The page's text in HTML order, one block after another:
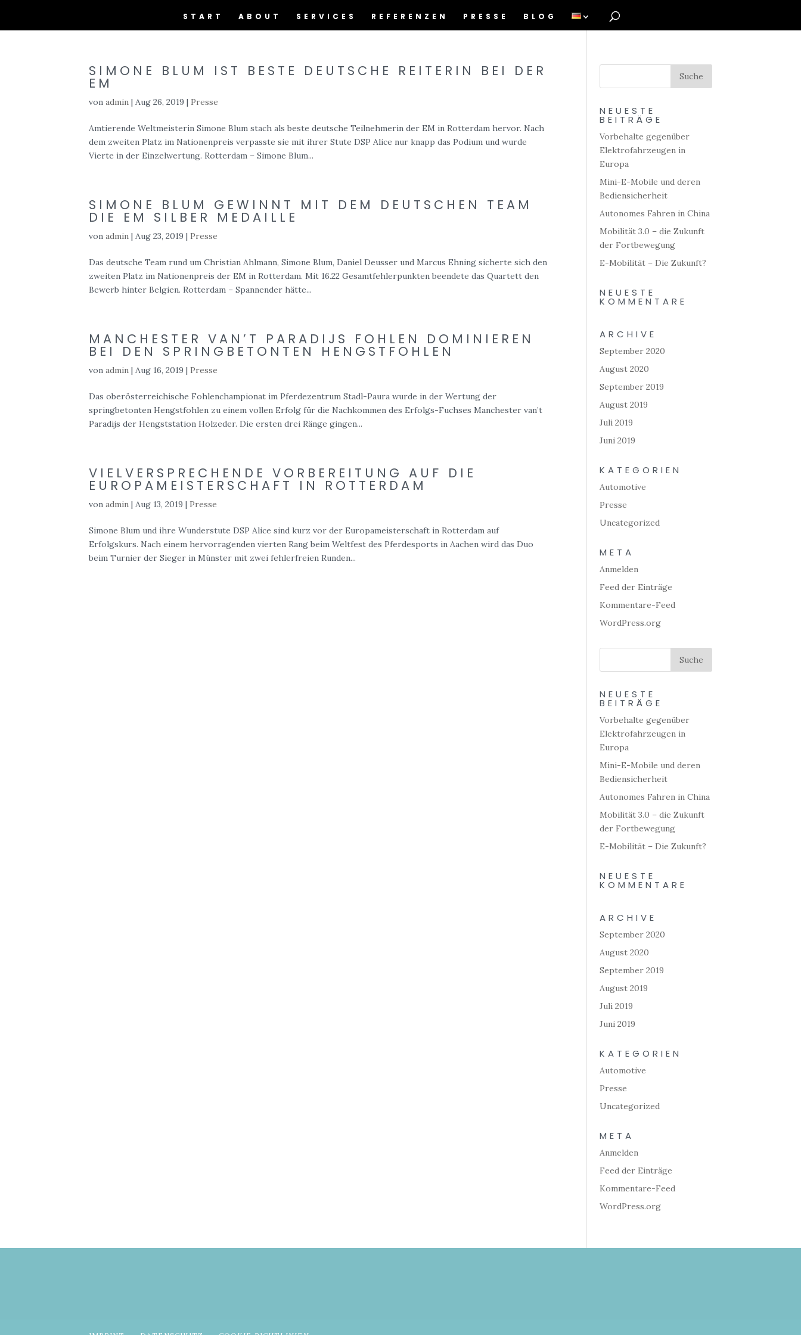
START ABOUT SERVICES REFERENZEN PRESSE BLOG
SIMONE BLUM IST BESTE DEUTSCHE REITERIN BEI DER
EM
vonadmin |Aug 26, 2019 |Presse
Amtierende Weltmeisterin Simone Blum stach als beste deutsche Teilnehmerin der EM in Rotterdam hervor. Nach
dem zweiten Platz im Nationenpreis verpasste sie mit ihrer Stute DSP Alice nur knapp das Podium und wurde
Vierte in der Einzelwertung. Rotterdam – Simone Blum...
SIMONE BLUM GEWINNT MIT DEM DEUTSCHEN TEAM
DIE EM SILBER MEDAILLE
vonadmin |Aug 23, 2019 |Presse
Das deutsche Team rund um Christian Ahlmann, Simone Blum, Daniel Deusser und Marcus Ehning sicherte sich den
zweiten Platz im Nationenpreis der EM in Rotterdam. Mit 16.22 Gesamtfehlerpunkten beendete das Quartett den
Bewerb hinter Belgien. Rotterdam – Spannender hätte...
MANCHESTER VAN’T PARADIJS FOHLEN DOMINIEREN
BEI DEN SPRINGBETONTEN HENGSTFOHLEN
vonadmin |Aug 16, 2019 |Presse
Das oberösterreichische Fohlenchampionat im Pferdezentrum Stadl-Paura wurde in der Wertung der
springbetonten Hengstfohlen zu einem vollen Erfolg für die Nachkommen des Erfolgs-Fuchses Manchester van’t
Paradijs der Hengststation Holzeder. Die ersten drei Ränge gingen...
VIELVERSPRECHENDE VORBEREITUNG AUF DIE
EUROPAMEISTERSCHAFT IN ROTTERDAM
vonadmin |Aug 13, 2019 |Presse
Simone Blum und ihre Wunderstute DSP Alice sind kurz vor der Europameisterschaft in Rotterdam auf
Erfolgskurs. Nach einem hervorragenden vierten Rang beim Weltfest des Pferdesports in Aachen wird das Duo
beim Turnier der Sieger in Münster mit zwei fehlerfreien Runden...
NEUESTE
BEITRÄGE
Vorbehalte gegenüber
Elektrofahrzeugen in
Europa
Mini-E-Mobile und deren
Bediensicherheit
Autonomes Fahren in China
Mobilität 3.0 – die Zukunft
der Fortbewegung
E-Mobilität – Die Zukunft?
NEUESTE
KOMMENTARE
ARCHIVE
September 2020
August 2020
September 2019
August 2019
Juli 2019
Juni 2019
KATEGORIEN
Automotive
Presse
Uncategorized
META
Anmelden
Feed der Einträge
Kommentare-Feed
WordPress.org
NEUESTE
BEITRÄGE
Vorbehalte gegenüber
Elektrofahrzeugen in
Europa
Mini-E-Mobile und deren
Bediensicherheit
Autonomes Fahren in China
Mobilität 3.0 – die Zukunft
der Fortbewegung
E-Mobilität – Die Zukunft?
NEUESTE
KOMMENTARE
ARCHIVE
September 2020
August 2020
September 2019
August 2019
Juli 2019
Juni 2019
KATEGORIEN
Automotive
Presse
Uncategorized
META
Anmelden
Feed der Einträge
Kommentare-Feed
WordPress.org